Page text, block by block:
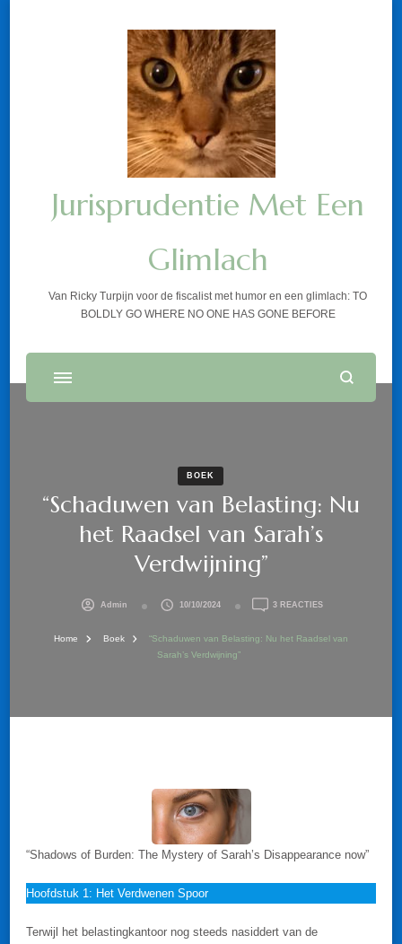
Jurisprudentie Met Een
Glimlach
Van Ricky Turpijn voor de fiscalist met humor en een glimlach: TO
BOLDLY GO WHERE NO ONE HAS GONE BEFORE
BOEK
“Schaduwen van Belasting: Nu
het Raadsel van Sarah’s
Verdwijning”
Admin 10/10/2024 3 REACTIESOP
BELASTING:
Home Boek
“Schaduwen van Belasting: Nu het Raadsel van
Sarah’s Verdwijning”
“Shadows of Burden: The Mystery of Sarah’s Disappearance now”
Hoofdstuk 1: Het Verdwenen Spoor
Terwijl het belastingkantoor nog steeds nasiddert van de